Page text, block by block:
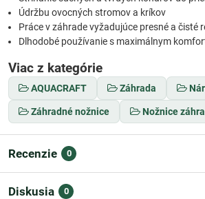
Údržbu ovocných stromov a kríkov
Práce v záhrade vyžadujúce presné a čisté
Dlhodobé používanie s maximálnym
Viac z kategórie
AQUACRAFT Záhrada
Záhradné nožnice Nožnice
Recenzie 0
Diskusia 0